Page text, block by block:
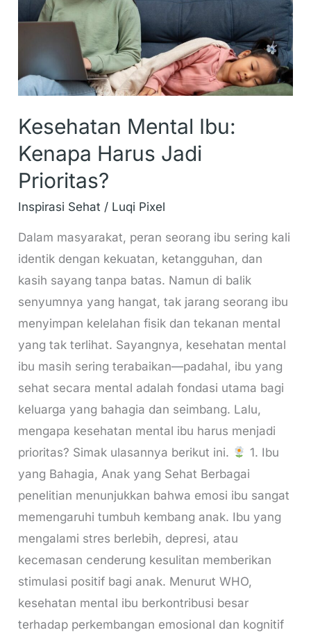
Kesehatan Mental Ibu:
Kenapa Harus Jadi
Prioritas?
Inspirasi Sehat / Luqi Pixel
Dalam masyarakat, peran seorang ibu sering kali
identik dengan kekuatan, ketangguhan, dan
kasih sayang tanpa batas. Namun di balik
senyumnya yang hangat, tak jarang seorang ibu
menyimpan kelelahan fisik dan tekanan mental
yang tak terlihat. Sayangnya, kesehatan mental
ibu masih sering terabaikan—padahal, ibu yang
sehat secara mental adalah fondasi utama bagi
keluarga yang bahagia dan seimbang. Lalu,
mengapa kesehatan mental ibu harus menjadi
prioritas? Simak ulasannya berikut ini.
1. Ibu
yang Bahagia, Anak yang Sehat Berbagai
penelitian menunjukkan bahwa emosi ibu sangat
memengaruhi tumbuh kembang anak. Ibu yang
mengalami stres berlebih, depresi, atau
kecemasan cenderung kesulitan memberikan
stimulasi positif bagi anak. Menurut WHO,
kesehatan mental ibu berkontribusi besar
terhadap perkembangan emosional dan kognitif
Harus